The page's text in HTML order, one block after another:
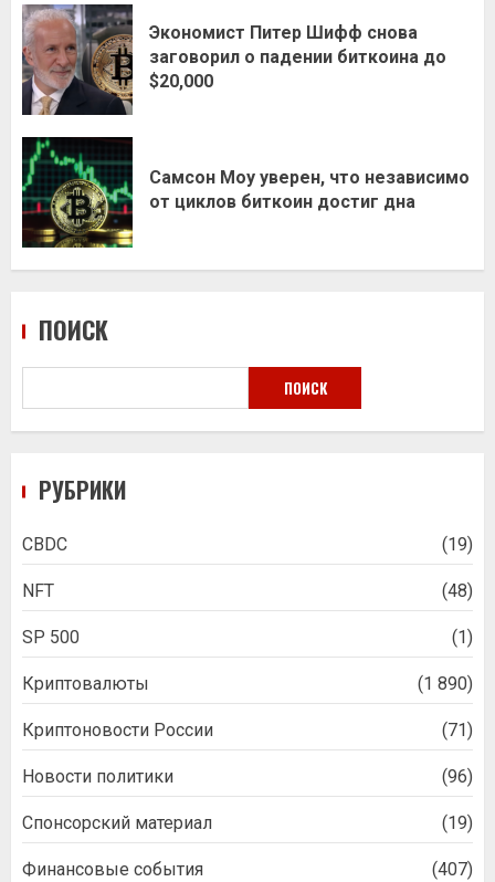
Экономист Питер Шифф снова
заговорил о падении биткоина до
$20,000
Самсон Моу уверен, что независимо
от циклов биткоин достиг дна
ПОИСК
ПОИСК
РУБРИКИ
CBDC (19)
NFT (48)
SP 500 (1)
Криптовалюты (1 890)
Криптоновости России (71)
Новости политики (96)
Спонсорский материал (19)
Финансовые события (407)